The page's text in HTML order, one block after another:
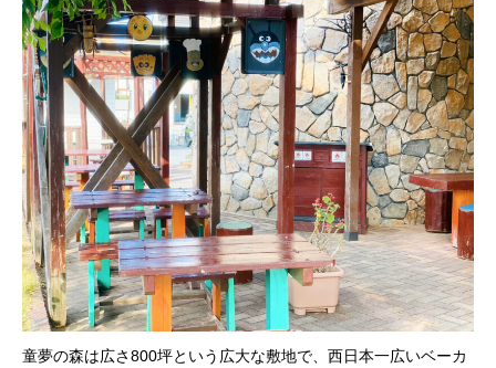
童夢の森は広さ800坪という広大な敷地で、西日本一広いベーカ